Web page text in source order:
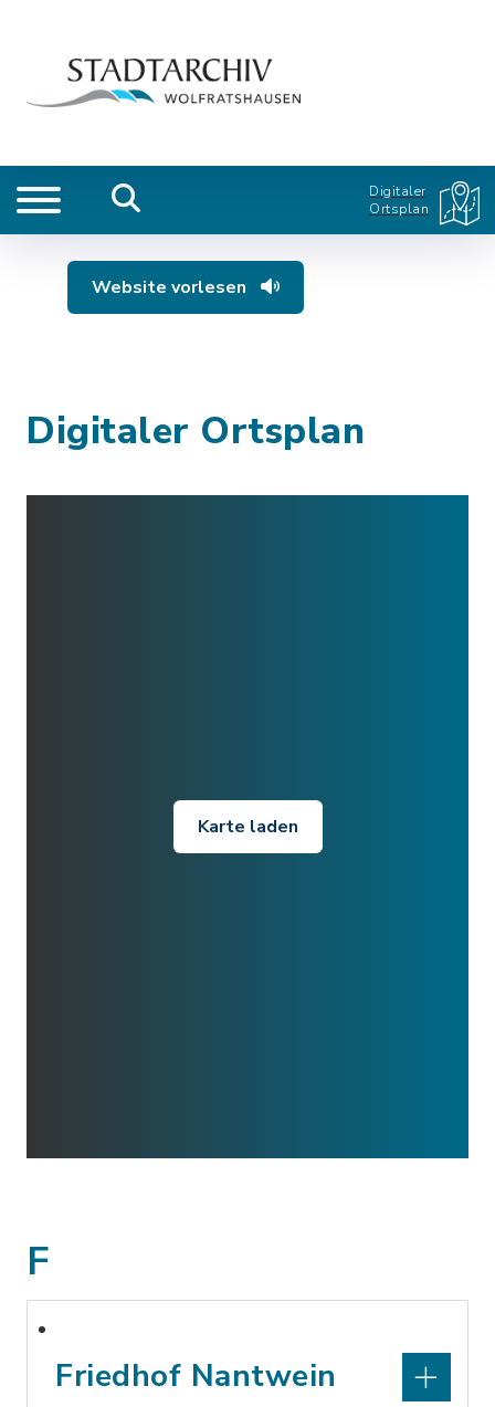
Digitaler
Ortsplan
Website vorlesen
Digitaler Ortsplan
Karte laden
F
Friedhof Nantwein